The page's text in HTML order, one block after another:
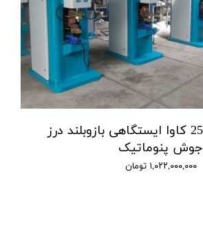
قرقره جوش 250 کاوا ایستگاهی بازوبلند درز
جوش پنوماتیک
۱,۰۲۲,۰۰۰,۰۰۰ تومان